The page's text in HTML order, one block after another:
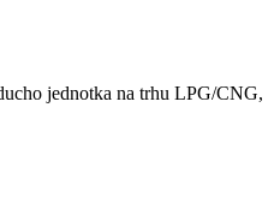
jednotka na trhu LPG/CNG,